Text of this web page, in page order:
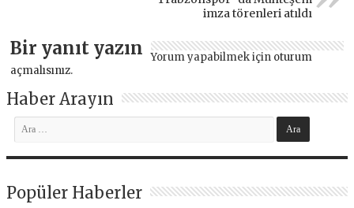
imza törenleri atıldı
Bir yanıt yazın Yorum yapabilmek için oturum
açmalısınız.
Haber Arayın
Popüler Haberler